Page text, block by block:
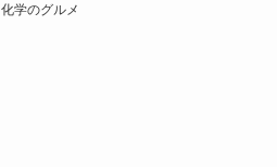
化学のグルメ